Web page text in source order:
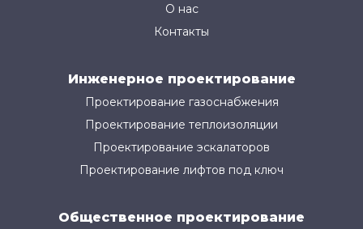
О нас
Контакты
Инженерное проектирование
Проектирование газоснабжения
Проектирование теплоизоляции
Проектирование эскалаторов
Проектирование лифтов под ключ
Общественное проектирование